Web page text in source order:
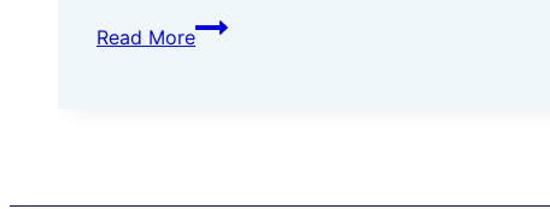
Read More
Nên
thay